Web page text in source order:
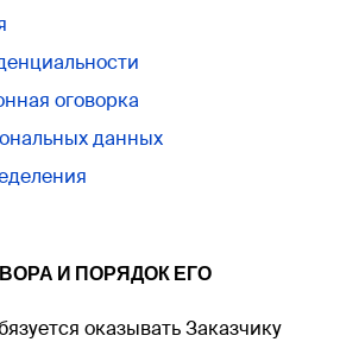
оговорка
данных
И ПОРЯДОК ЕГО
оказывать Заказчику